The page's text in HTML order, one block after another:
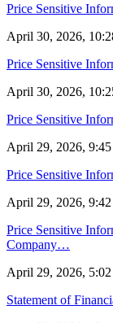
Price Sensitive
April 30, 2026,
Price Sensitive
April 30, 2026,
Price Sensitive
April 29, 2026,
Price Sensitive
April 29, 2026,
Price Sensitive
Company…
April 29, 2026,
Statement of